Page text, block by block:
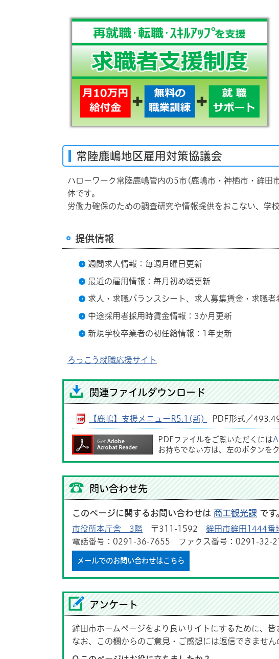
常陸鹿嶋地区雇用対策協議会
ハローワーク常陸鹿嶋管内の5市(鹿嶋市・神栖市・鉾田
体です。
労働力確保のための調査研究や情報提供をおこない、学
提供情報
週間求人情報：毎週月曜日更新
最近の雇用情報：毎月初め頃更新
求人・求職バランスシート、求人募集賃金・求職
中途採用者採用時賃金情報：3か月更新
新規学校卒業者の初任給情報：1年更新
ろっこう就職応援サイト
関連ファイルダウンロード
【鹿嶋】支援メニューR5.1(新) PDF形式／
PDFファイルをご覧いただくには
お持ちでない方は、左のボタンを
問い合わせ先
このページに関するお問い合わせは 商工観光課 です
市役所本庁舎 3階 〒311-1592 鉾田市鉾田1444番
電話番号：0291-36-7655 ファクス番号：0291-32-
メールでのお問い合わせはこちら
アンケート
鉾田市ホームページをより良いサイトにするために、
なお、この欄からのご意見・ご感想には返信できません